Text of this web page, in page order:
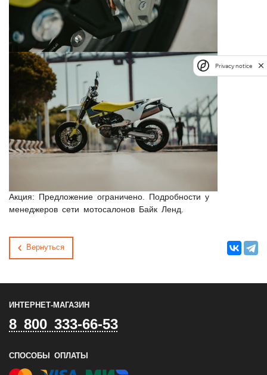
Акция: Предложение ограничено. Подробности у
менеджеров сети мотосалонов Байк Ленд.
Вернуться
ИНТЕРНЕТ-МАГАЗИН
8 800 333-66-53
СПОСОБЫ ОПЛАТЫ
Privacy notice